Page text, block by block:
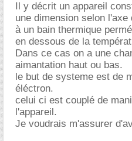
Il y décrit un appareil
une dimension selon
à un bain thermique
en dessous de la
Dans ce cas on a une
aimantation haut ou bas.
le but de systeme est de
éléctron.
celui ci est couplé de
l'appareil.
Je voudrais m'assurer